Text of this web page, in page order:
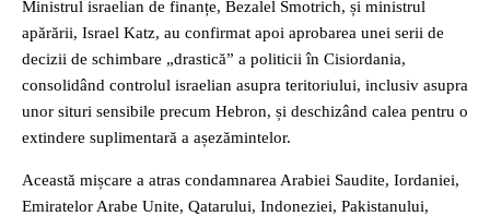
Ministrul israelian de finanțe, Bezalel Smotrich, și ministrul
apărării, Israel Katz, au confirmat apoi aprobarea unei serii de
decizii de schimbare „drastică” a politicii în Cisiordania,
consolidând controlul israelian asupra teritoriului, inclusiv asupra
unor situri sensibile precum Hebron, și deschizând calea pentru o
extindere suplimentară a așezămintelor.
Această mișcare a atras condamnarea Arabiei Saudite, Iordaniei,
Emiratelor Arabe Unite, Qatarului, Indoneziei, Pakistanului,